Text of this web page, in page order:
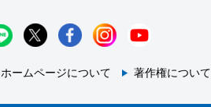
ホームページについて 著作権について